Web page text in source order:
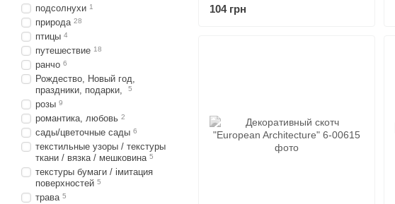
104 грн
подсолнухи 1
природа 28
птицы 4
путешествие 18
ранчо 6
Рождество, Новый год,
праздники, подарки,
5
розы 9
романтика, любовь 2
сады/цветочные сады 6
текстильные узоры / текстуры
ткани / вязка / мешковина 5
текстуры бумаги / імитация
поверхностей 5
трава 5